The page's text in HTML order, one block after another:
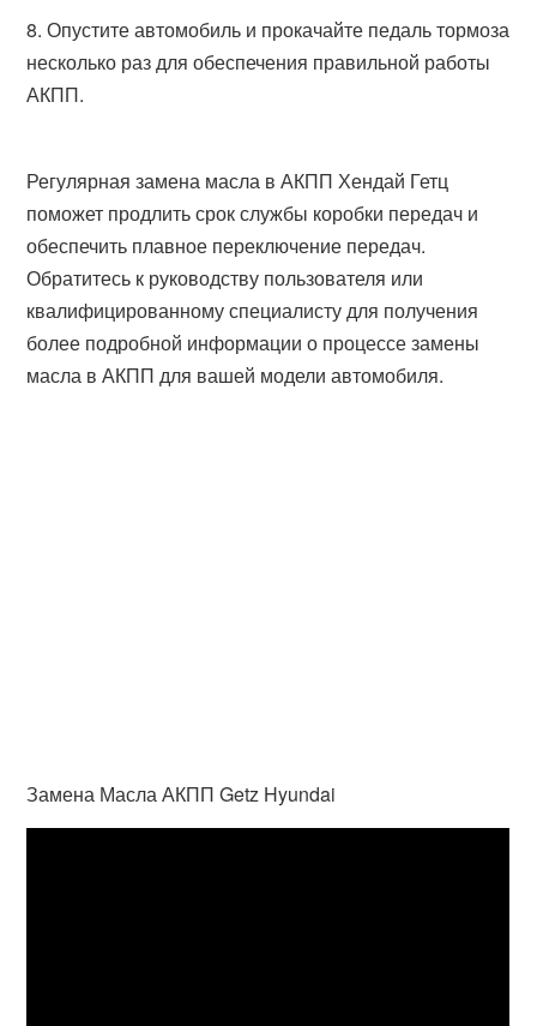
Опустите автомобиль и прокачайте педаль тормоза
несколько раз для обеспечения правильной работы
АКПП.
Регулярная замена масла в АКПП Хендай Гетц
поможет продлить срок службы коробки передач и
обеспечить плавное переключение передач.
Обратитесь к руководству пользователя или
квалифицированному специалисту для получения
более подробной информации о процессе замены
масла в АКПП для вашей модели автомобиля.
Замена Масла АКПП Getz Hyundai